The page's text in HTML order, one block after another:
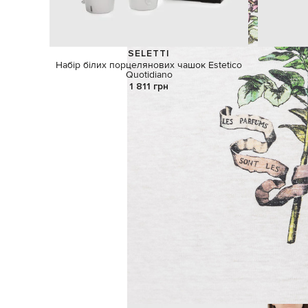
SELETTI
Набір білих порцелянових чашок Estetico
Quotidiano
1 811 грн